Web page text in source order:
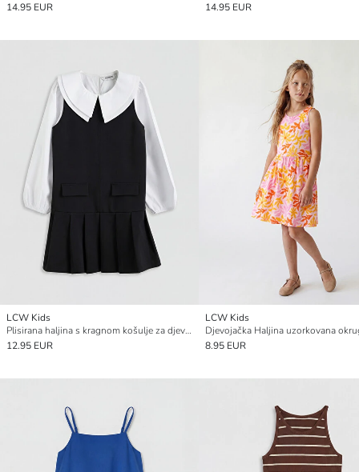
14.95 EUR
14.95 EUR
LCW Kids
Plisirana haljina s kragnom košulje za djevojčice
12.95 EUR
LCW Kids
8.95 EUR